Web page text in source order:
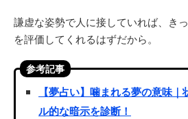
謙虚な姿勢で人に接していれば、き
を評価してくれるはずだから。
参考記事
【夢占い】噛まれる夢の意味
ル的な暗示を診断！